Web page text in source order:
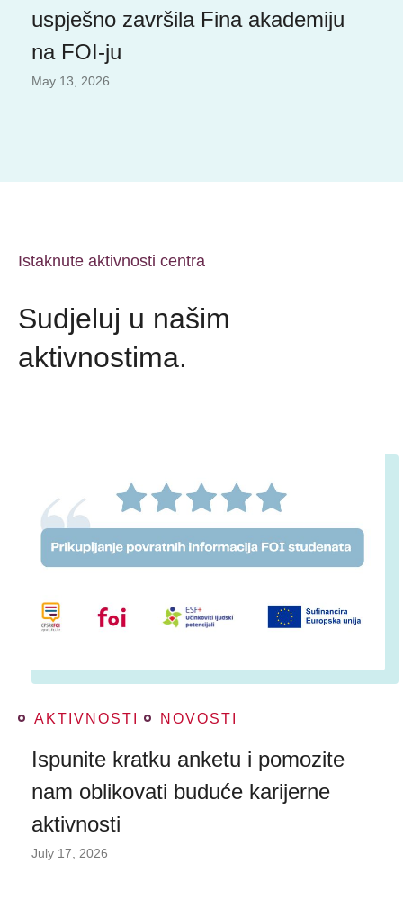
uspješno završila Fina akademiju
na FOI-ju
May 13, 2026
Istaknute aktivnosti centra
Sudjeluj u našim
aktivnostima.
AKTIVNOSTI NOVOSTI
Ispunite kratku anketu i pomozite
nam oblikovati buduće karijerne
aktivnosti
July 17, 2026